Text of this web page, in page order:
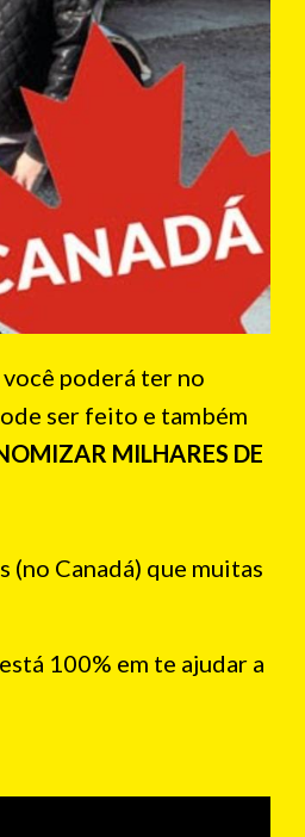
poderá ter no
ser feito e também
MILHARES DE
Canadá) que muitas
100% em te ajudar a